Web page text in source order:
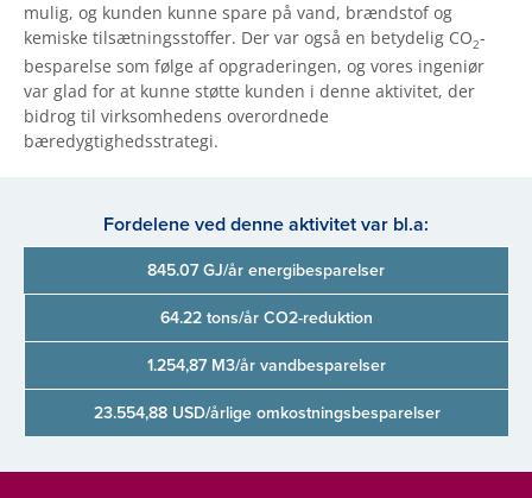
mulig, og kunden kunne spare på vand, brændstof og
kemiske tilsætningsstoffer. Der var også en betydelig CO2-
besparelse som følge af opgraderingen, og vores ingeniør
var glad for at kunne støtte kunden i denne aktivitet, der
bidrog til virksomhedens overordnede
bæredygtighedsstrategi.
Fordelene ved denne aktivitet var bl.a:
845.07 GJ/år energibesparelser
64.22 tons/år CO2-reduktion
1.254,87 M3/år vandbesparelser
23.554,88 USD/årlige omkostningsbesparelser